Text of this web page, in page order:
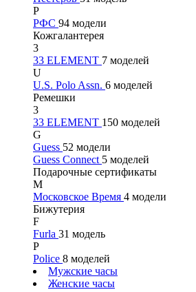
Р
РФС 94 модели
Кожгалантерея
3
33 ELEMENT 7 моделей
U
U.S. Polo Assn. 6 моделей
Ремешки
3
33 ELEMENT 150 моделей
G
Guess 52 модели
Guess Connect 5 моделей
Подарочные сертификаты
М
Московское Время 4 модели
Бижутерия
F
Furla 31 модель
P
Police 8 моделей
Мужские часы
Женские часы